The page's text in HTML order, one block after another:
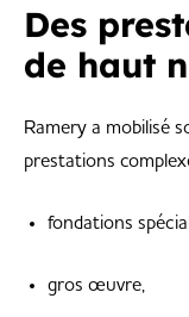
Des
de haut
Ramery a mobilisé
prestations
fondations
gros œuvre,